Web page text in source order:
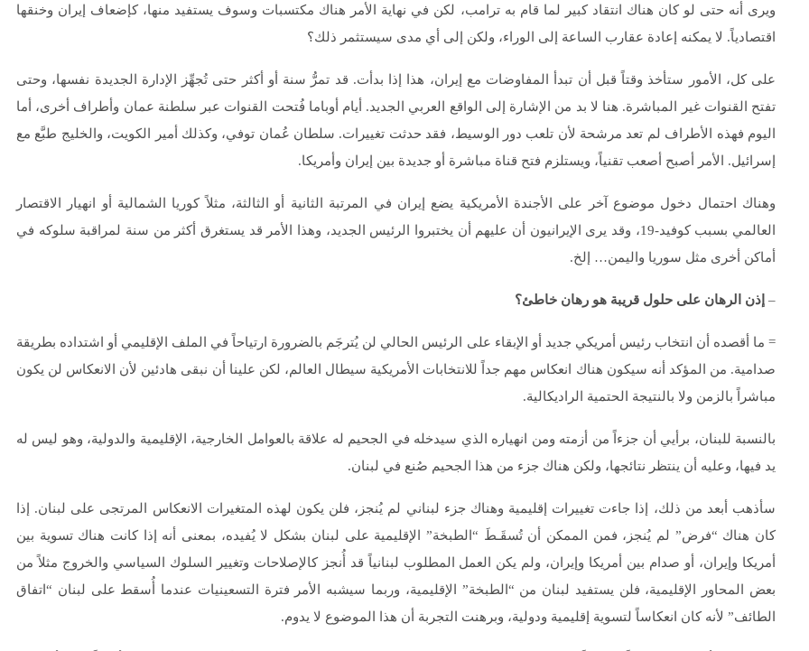
ويرى أنه حتى لو كان هناك انتقاد كبير لما قام به ترامب، لكن في نهاية الأمر هناك مكتسبات وسوف يستفيد منها، كإضعاف إيران وخنقها
اقتصادياً. لا يمكنه إعادة عقارب الساعة إلى الوراء، ولكن إلى أي مدى سيستثمر ذلك؟
على كل، الأمور ستأخذ وقتاً قبل أن تبدأ المفاوضات مع إيران، هذا إذا بدأت. قد تمرُّ سنة أو أكثر حتى تُجهِّز الإدارة الجديدة نفسها، وحتى
تفتح القنوات غير المباشرة. هنا لا بد من الإشارة إلى الواقع العربي الجديد. أيام أوباما فُتحت القنوات عبر سلطنة عمان وأطراف أخرى، أما
اليوم فهذه الأطراف لم تعد مرشحة لأن تلعب دور الوسيط، فقد حدثت تغييرات. سلطان عُمان توفي، وكذلك أمير الكويت، والخليج طبَّع مع
إسرائيل. الأمر أصبح أصعب تقنياً، ويستلزم فتح قناة مباشرة أو جديدة بين إيران وأمريكا.
وهناك احتمال دخول موضوع آخر على الأجندة الأمريكية يضع إيران في المرتبة الثانية أو الثالثة، مثلاً كوريا الشمالية أو انهيار الاقتصار
العالمي بسبب كوفيد-19، وقد يرى الإيرانيون أن عليهم أن يختبروا الرئيس الجديد، وهذا الأمر قد يستغرق أكثر من سنة لمراقبة سلوكه في
أماكن أخرى مثل سوريا واليمن… إلخ.
– إذن الرهان على حلول قريبة هو رهان خاطئ؟
= ما أقصده أن انتخاب رئيس أمريكي جديد أو الإبقاء على الرئيس الحالي لن يُترجَم بالضرورة ارتياحاً في الملف الإقليمي أو اشتداده بطريقة
صدامية. من المؤكد أنه سيكون هناك انعكاس مهم جداً للانتخابات الأمريكية سيطال العالم، لكن علينا أن نبقى هادئين لأن الانعكاس لن يكون
مباشراً بالزمن ولا بالنتيجة الحتمية الراديكالية.
بالنسبة للبنان، برأيي أن جزءاً من أزمته ومن انهياره الذي سيدخله في الجحيم له علاقة بالعوامل الخارجية، الإقليمية والدولية، وهو ليس له
يد فيها، وعليه أن ينتظر نتائجها، ولكن هناك جزء من هذا الجحيم صُنع في لبنان.
سأذهب أبعد من ذلك، إذا جاءت تغييرات إقليمية وهناك جزء لبناني لم يُنجز، فلن يكون لهذه المتغيرات الانعكاس المرتجى على لبنان. إذا
كان هناك “فرض” لم يُنجز، فمن الممكن أن تُسقَـطَ “الطبخة” الإقليمية على لبنان بشكل لا يُفيده، بمعنى أنه إذا كانت هناك تسوية بين
أمريكا وإيران، أو صدام بين أمريكا وإيران، ولم يكن العمل المطلوب لبنانياً قد أُنجز كالإصلاحات وتغيير السلوك السياسي والخروج مثلاً من
بعض المحاور الإقليمية، فلن يستفيد لبنان من “الطبخة” الإقليمية، وربما سيشبه الأمر فترة التسعينيات عندما أُسقط على لبنان “اتفاق
الطائف” لأنه كان انعكاساً لتسوية إقليمية ودولية، وبرهنت التجربة أن هذا الموضوع لا يدوم.